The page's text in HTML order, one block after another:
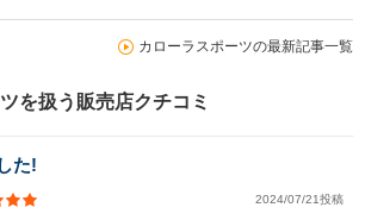
カローラスポーツの最新記事一覧
を扱う販売店クチコミ
た!
2024/07/21投稿